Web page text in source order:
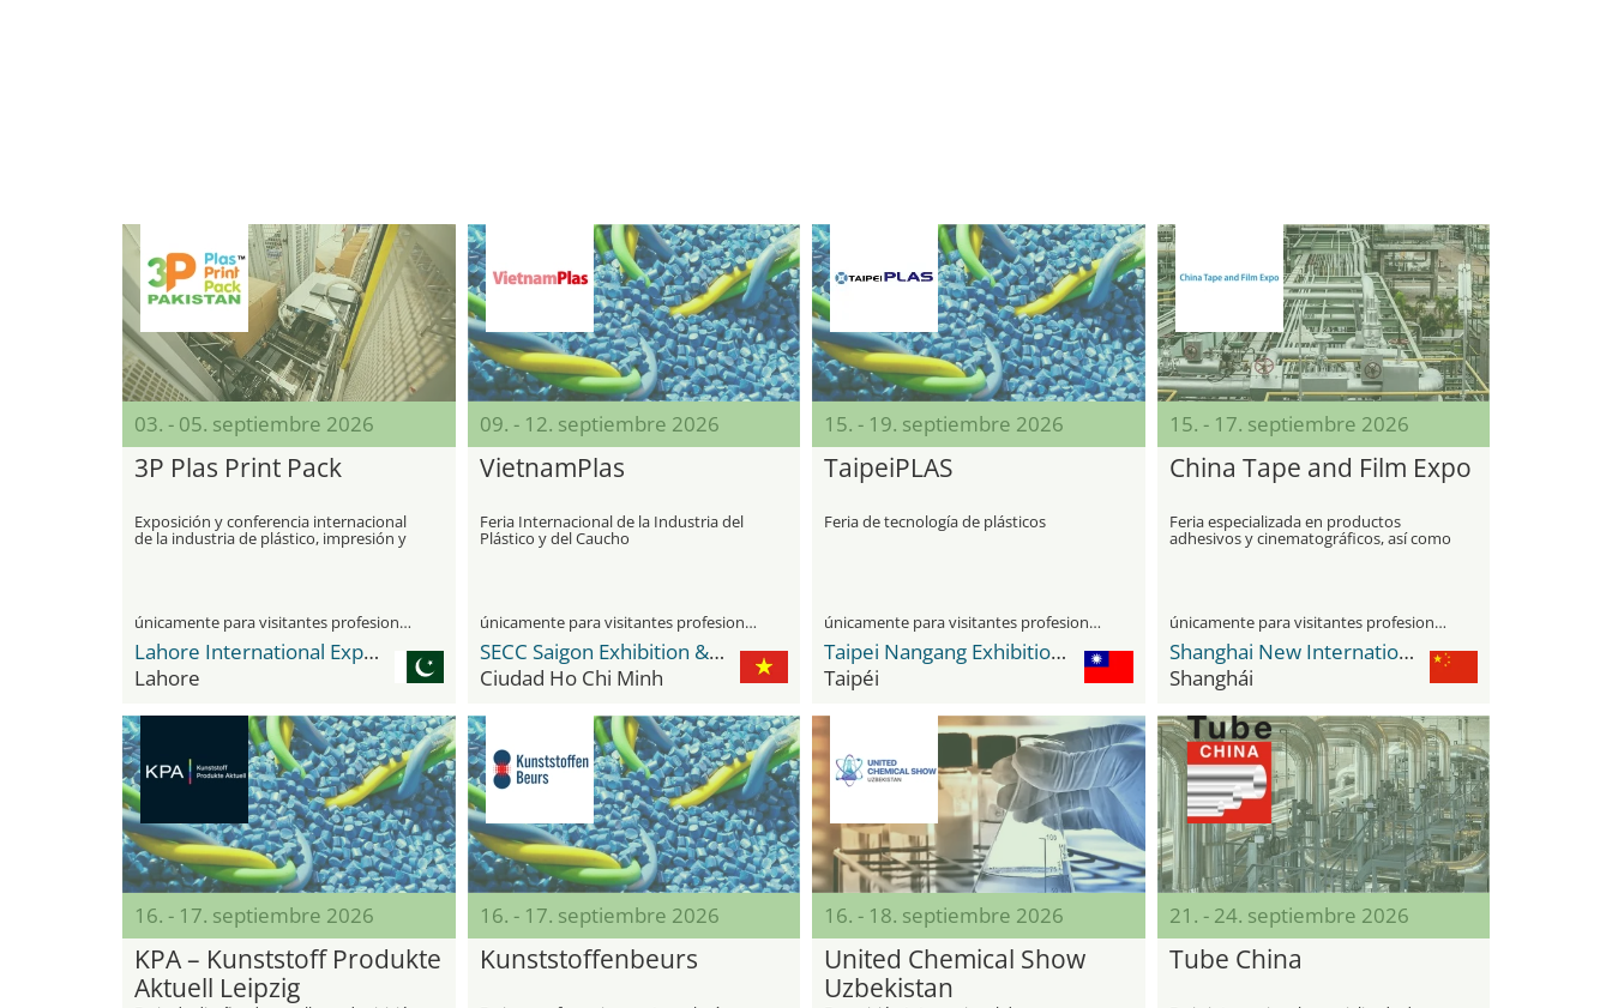
03. - 05. septiembre 2026
3P Plas Print Pack
Exposición y conferencia internacional
de la industria de plástico, impresión y
únicamente para visitantes profesionales
Lahore International Expo Centre
Lahore
09. - 12. septiembre 2026
VietnamPlas
Feria Internacional de la Industria del
Plástico y del Caucho
únicamente para visitantes profesionales
SECC Saigon Exhibition & Convention Center
Ciudad Ho Chi Minh
15. - 19. septiembre 2026
TaipeiPLAS
Feria de tecnología de plásticos
únicamente para visitantes profesionales
Taipei Nangang Exhibition Center
Taipéi
15. - 17. septiembre 2026
China Tape and Film Expo
Feria especializada en productos
adhesivos y cinematográficos, así como
en sus tecnologías y materiales de
únicamente para visitantes profesionales
Shanghai New International Expo Center - SNIEC
Shanghái
16. - 17. septiembre 2026
KPA – Kunststoff Produkte
Aktuell Leipzig
16. - 17. septiembre 2026
Kunststoffenbeurs
16. - 18. septiembre 2026
United Chemical Show
Uzbekistan
21. - 24. septiembre 2026
Tube China